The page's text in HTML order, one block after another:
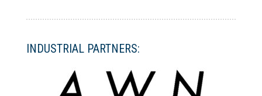
INDUSTRIAL PARTNERS: